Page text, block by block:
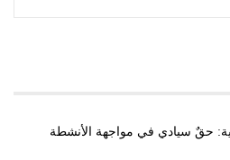
حقٌ سيادي في مواجهة الأنشطة